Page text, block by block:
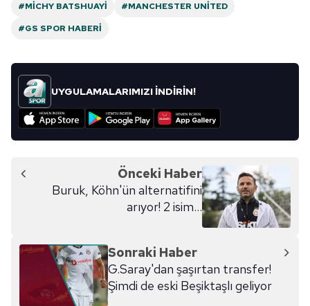
#MICHY BATSHUAYI
#MANCHESTER UNITED
#GS SPOR HABERI
UYGULAMALARIMIZI İNDİRİN!
Önceki Haber
Buruk, Köhn'ün alternatifini
arıyor! 2 isim...
Sonraki Haber
G.Saray'dan şaşırtan transfer!
Şimdi de eski Beşiktaşlı geliyor